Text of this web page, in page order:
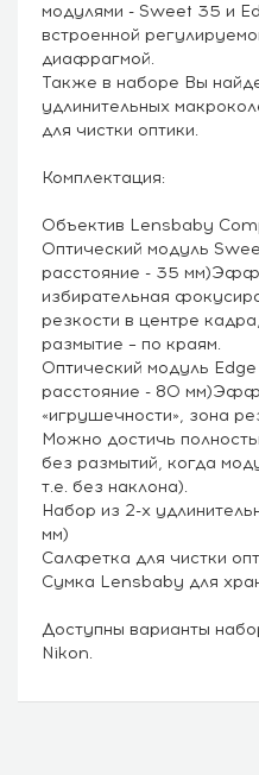
модулями - Sweet 35 и
встроенной
диафрагмой.
Также в наборе Вы
удлинительных
для чистки оптики.
Комплектация:
Объектив Lensbaby
Оптический модуль
расстояние - 35
избирательная
резкости в центре
размытие – по краям.
Оптический модуль
расстояние - 80
«игрушечности», зона
Можно достичь
без размытий, когда
т.е. без наклона).
Набор из 2-х
мм)
Салфетка для чистки
Сумка Lensbaby для
Доступны варианты
Nikon.